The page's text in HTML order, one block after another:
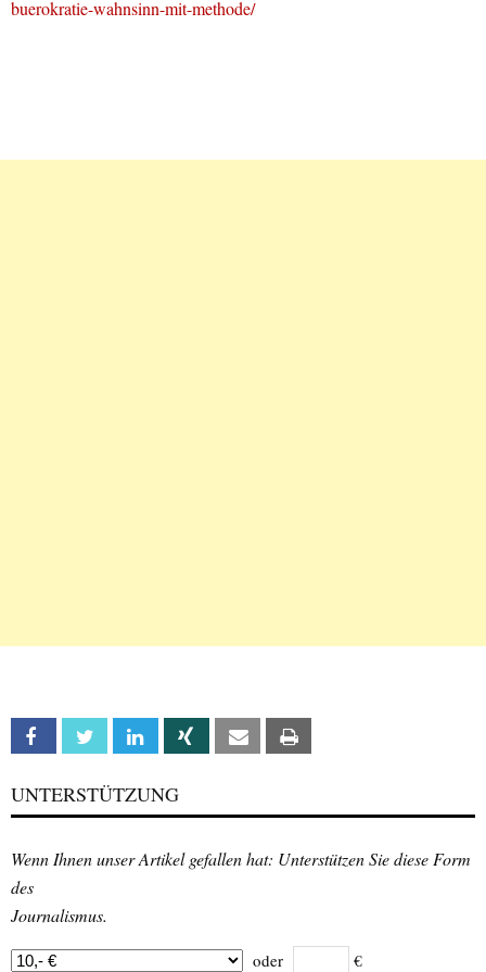
buerokratie-wahnsinn-mit-methode/
Facebook Twitter Linkedin Xing Email
UNTERSTÜTZUNG
Wenn Ihnen unser Artikel gefallen hat: Unterstützen Sie diese Form
des
Journalismus.
oder €